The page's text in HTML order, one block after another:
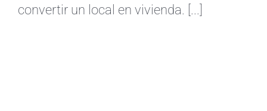
convertir un local en vivienda. [...]